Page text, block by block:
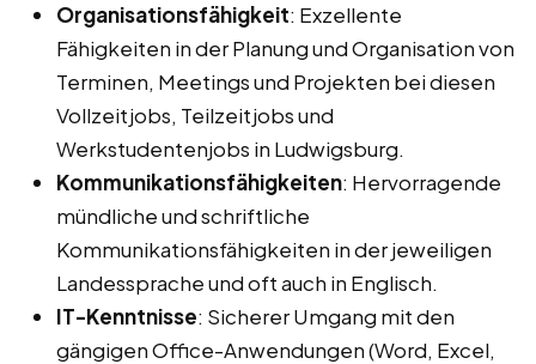
Organisationsfähigkeit: Exzellente
Fähigkeiten in der Planung und Organisation von
Terminen, Meetings und Projekten bei diesen
Vollzeitjobs, Teilzeitjobs und
Werkstudentenjobs in Ludwigsburg.
Kommunikationsfähigkeiten: Hervorragende
mündliche und schriftliche
Kommunikationsfähigkeiten in der jeweiligen
Landessprache und oft auch in Englisch.
IT-Kenntnisse: Sicherer Umgang mit den
gängigen Office-Anwendungen (Word, Excel,